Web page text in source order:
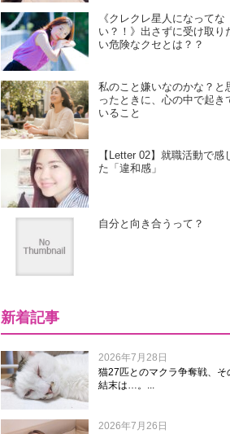
《クレクレ星人になってな
い？！》出さずに受け取り
い危険なクセとは？？
私のこと嫌いなのかな？と
ったときに、心の中で起き
いること
【Letter 02】就職活動で感
た「違和感」
自分と向き合うって？
新着記事
2026年7月28日
猫27匹とのマクラ争奪戦、そ
結末は…。...
2026年7月26日